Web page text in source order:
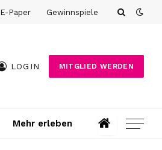
E-Paper Gewinnspiele
LOGIN MITGLIED WERDEN
Mehr erleben